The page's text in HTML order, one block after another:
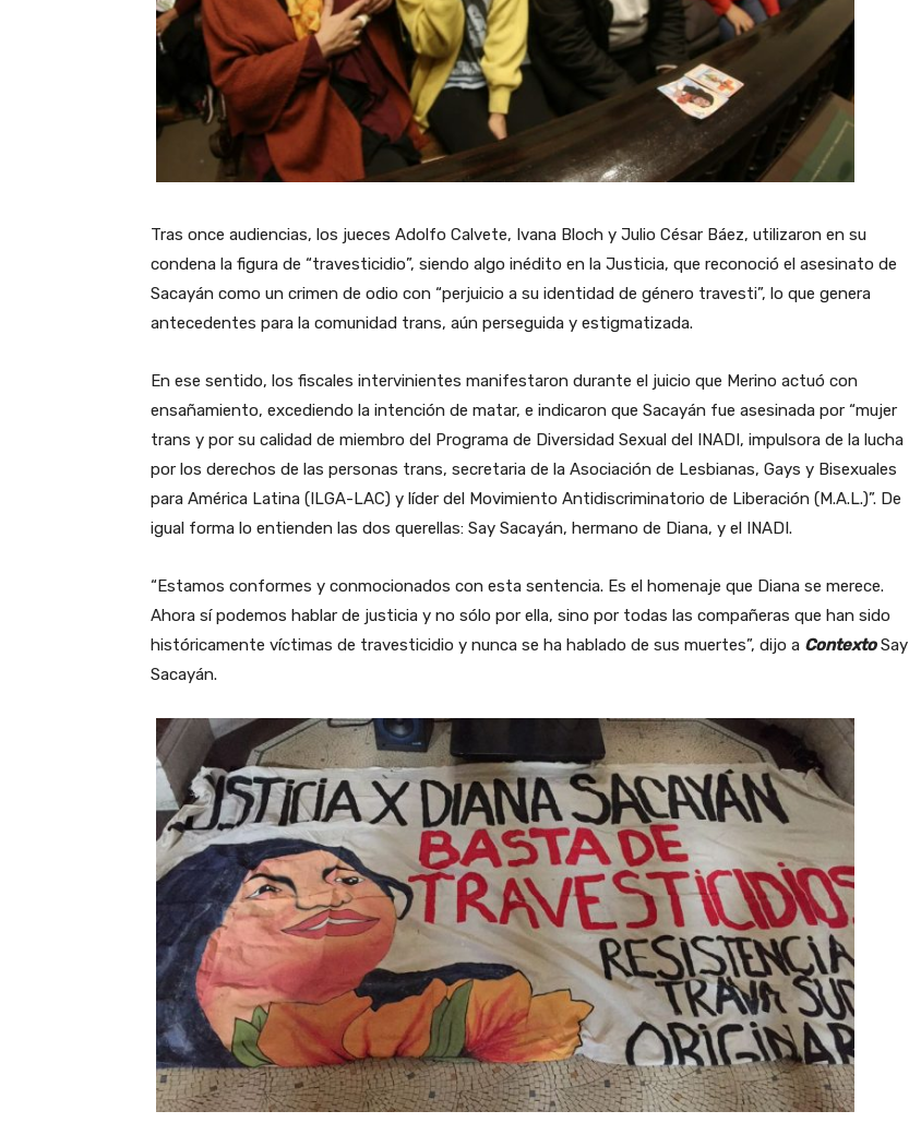
Tras once audiencias, los jueces Adolfo Calvete, Ivana Bloch y Julio César Báez, utilizaron en su
condena la figura de “travesticidio”, siendo algo inédito en la Justicia, que reconoció el asesinato de
Sacayán como un crimen de odio con “perjuicio a su identidad de género travesti”, lo que genera
antecedentes para la comunidad trans, aún perseguida y estigmatizada.
En ese sentido, los fiscales intervinientes manifestaron durante el juicio que Merino actuó con
ensañamiento, excediendo la intención de matar, e indicaron que Sacayán fue asesinada por “mujer
trans y por su calidad de miembro del Programa de Diversidad Sexual del INADI, impulsora de la lucha
por los derechos de las personas trans, secretaria de la Asociación de Lesbianas, Gays y Bisexuales
para América Latina (ILGA-LAC) y líder del Movimiento Antidiscriminatorio de Liberación (M.A.L.)”. De
igual forma lo entienden las dos querellas: Say Sacayán, hermano de Diana, y el INADI.
“Estamos conformes y conmocionados con esta sentencia. Es el homenaje que Diana se merece.
Ahora sí podemos hablar de justicia y no sólo por ella, sino por todas las compañeras que han sido
históricamente víctimas de travesticidio y nunca se ha hablado de sus muertes”, dijo a ContextoSay
Sacayán.